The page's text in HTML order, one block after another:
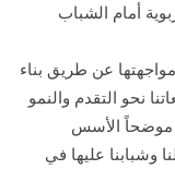
أمام الشباب
عن طريق بناء
نحو التقدم والنمو
موضحاً الأسس
وشبابنا عليها في